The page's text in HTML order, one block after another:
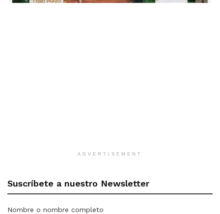
ADVERTISEMENT
Suscríbete a nuestro Newsletter
Nombre o nombre completo